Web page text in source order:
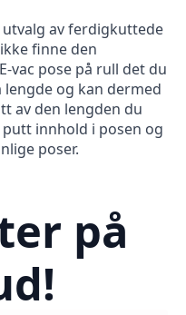
av ferdigkuttede
finne den
vac pose på rull det du
og kan dermed
av den lengden du
putt innhold i posen og
poser.
på